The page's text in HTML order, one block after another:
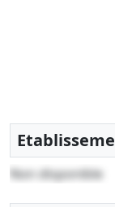
Non disponible